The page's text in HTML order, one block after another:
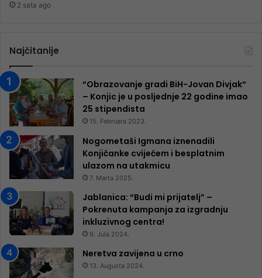
2 sata ago
Najčitanije
“Obrazovanje gradi BiH-Jovan Divjak“
– Konjic je u posljednje 22 godine imao
25 ​​stipendista
15. Februara 2023.
Nogometaši Igmana iznenadili
Konjičanke cvijećem i besplatnim
ulazom na utakmicu
7. Marta 2025.
Jablanica: “Budi mi prijatelj” –
Pokrenuta kampanja za izgradnju
inkluzivnog centra!
9. Jula 2024.
Neretva zavijena u crno
13. Augusta 2024.